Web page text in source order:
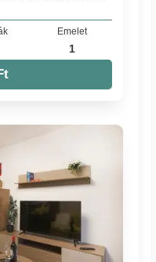
Emelet
1